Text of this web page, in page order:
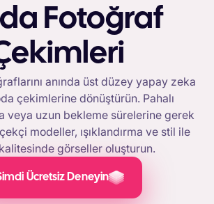
Fotoğraf
anında üst düzey yapay zeka
çekimlerine dönüştürün. Pahalı
veya uzun bekleme sürelerine gerek
modeller, ışıklandırma ve stil ile
görseller oluşturun.
Ücretsiz Deneyin